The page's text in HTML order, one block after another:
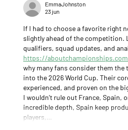
EmmaJohnston
23 jun
If I had to choose a favorite right
slightly ahead of the competition.
qualifiers, squad updates, and
https://
why many fans consider them the
into the 2026 World Cup. Their
experienced, and proven on the
I wouldn’t rule out France, Spain,
incredible depth, Spain keep
players,…